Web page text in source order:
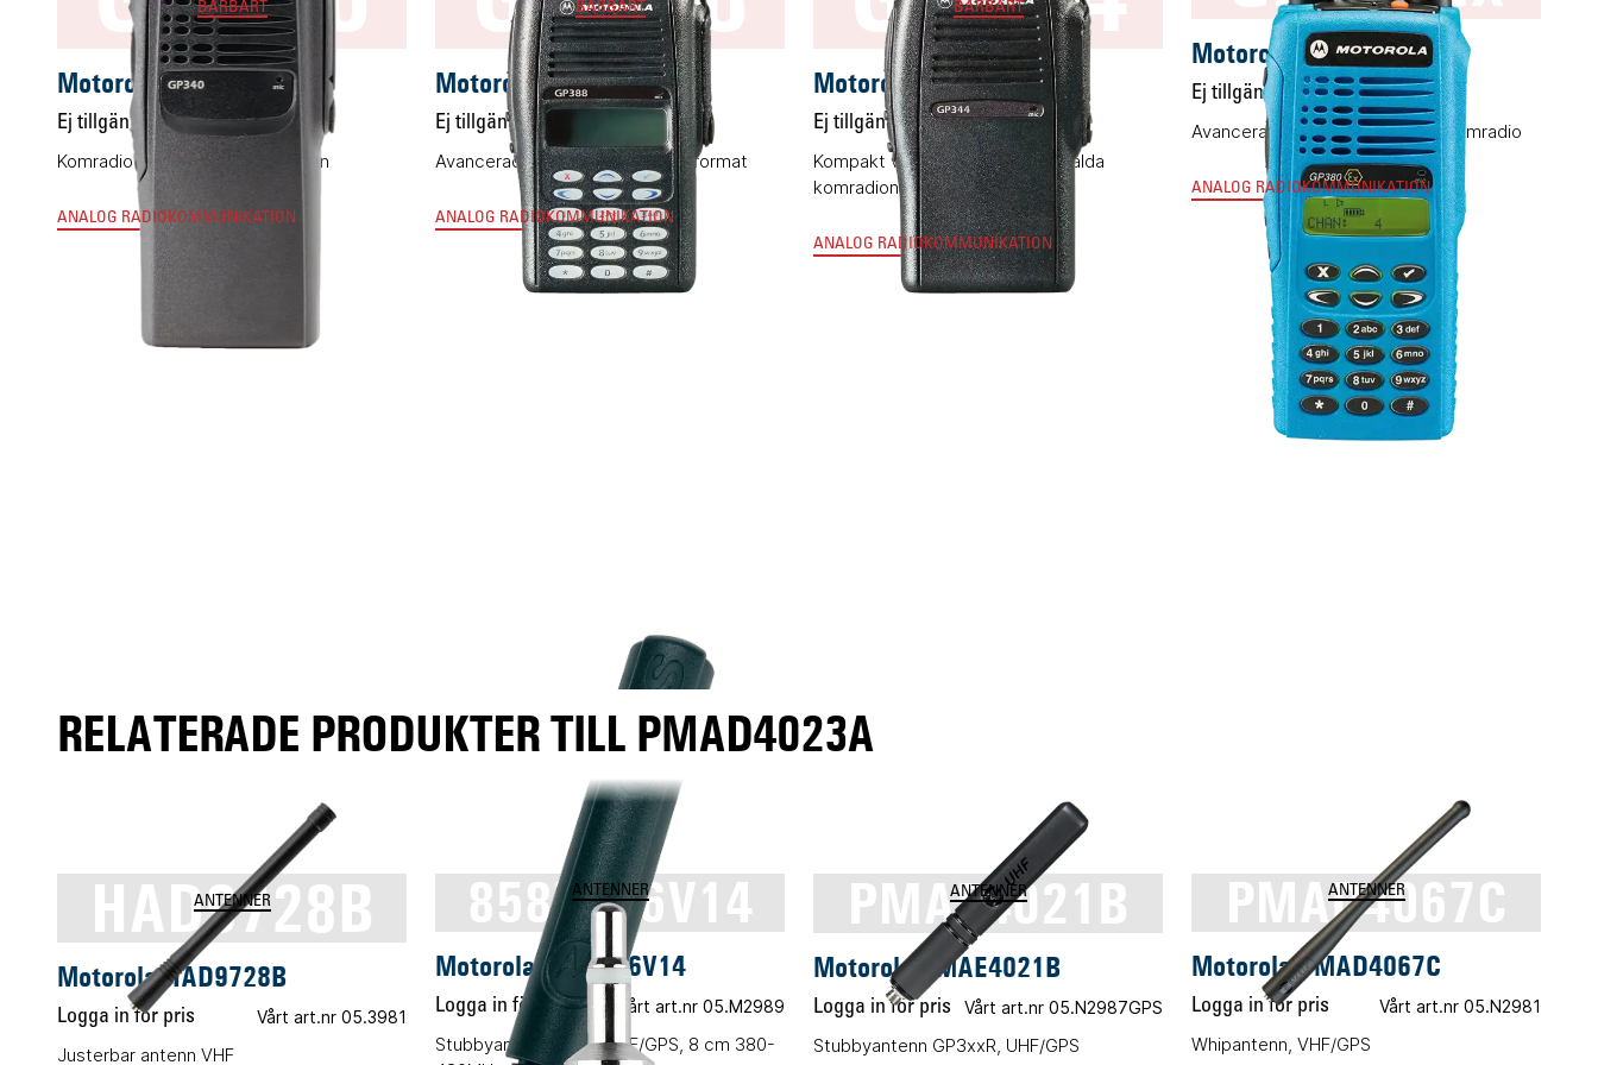
BÄRBART
Motorola GP340
Ej tillgänglig
Komradion som satte standarden
ANALOG RADIOKOMMUNIKATION
BÄRBART
Motorola GP388
Ej tillgänglig
Avancerad komradio i kompakt format
ANALOG RADIOKOMMUNIKATION
BÄRBART
Motorola GP344
Ej tillgänglig
Kompakt version av den mest sålda
komradion
ANALOG RADIOKOMMUNIKATION
Motorola GP380Ex
Ej tillgänglig
Avancerad explosionsskyddad komradio
ANALOG RADIOKOMMUNIKATION
RELATERADE PRODUKTER TILL PMAD4023A
HAD9728B
ANTENNER
Motorola HAD9728B
Logga in för pris Vårt art.nr 05.3981
Justerbar antenn VHF
8587526V14
ANTENNER
Motorola 8587526V14
Logga in för pris Vårt art.nr 05.M2989
Stubbyantenn, ATEX UHF/GPS, 8 cm 380-
PMAE4021B
ANTENNER
Motorola PMAE4021B
Logga in för pris Vårt art.nr 05.N2987GPS
Stubbyantenn GP3xxR, UHF/GPS
PMAD4067C
ANTENNER
Motorola PMAD4067C
Logga in för pris Vårt art.nr 05.N2981
Whipantenn, VHF/GPS